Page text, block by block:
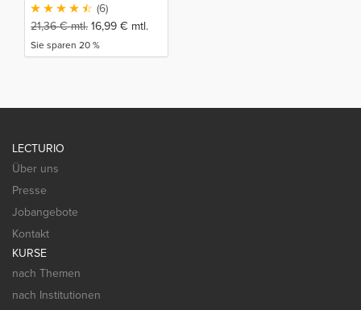
(6)
21,36€mtl. 16,99 € mtl.
Sie sparen 20 %
LECTURIO
Über uns
Presse
Jobangebote
Kontakt
KURSE
nach Themen
nach Institutionen